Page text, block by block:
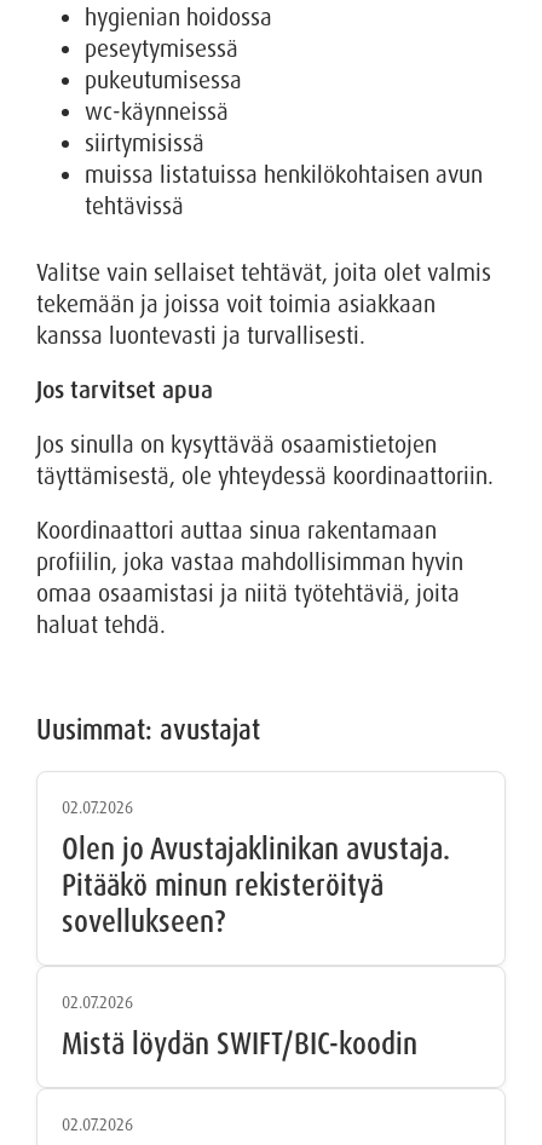
hygienian hoidossa
peseytymisessä
pukeutumisessa
wc-käynneissä
siirtymisissä
muissa listatuissa henkilökohtaisen avun
tehtävissä
Valitse vain sellaiset tehtävät, joita olet valmis
tekemään ja joissa voit toimia asiakkaan
kanssa luontevasti ja turvallisesti.
Jos tarvitset apua
Jos sinulla on kysyttävää osaamistietojen
täyttämisestä, ole yhteydessä koordinaattoriin.
Koordinaattori auttaa sinua rakentamaan
profiilin, joka vastaa mahdollisimman hyvin
omaa osaamistasi ja niitä työtehtäviä, joita
haluat tehdä.
Uusimmat: avustajat
02.07.2026
Olen jo Avustajaklinikan avustaja.
Pitääkö minun rekisteröityä
sovellukseen?
02.07.2026
Mistä löydän SWIFT/BIC-koodin
02.07.2026